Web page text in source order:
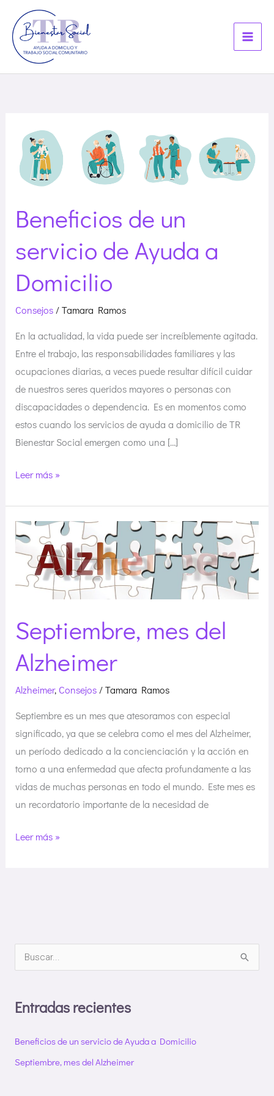
contenido
Beneficios de un
servicio de Ayuda a
Domicilio
Consejos/Tamara Ramos
En la actualidad, la vida puede ser increíblemente agitada.
Entre el trabajo, las responsabilidades familiares y las
ocupaciones diarias, a veces puede resultar difícil cuidar
de nuestros seres queridos mayores o personas con
discapacidades o dependencia. Es en momentos como
estos cuando los servicios de ayuda a domicilio de TR
Bienestar Social emergen como una […]
Beneficios
de
un
servicio
Ayuda
Domicilio
Leer más »
Septiembre, mes del
Alzheimer
Alzheimer, Consejos/Tamara Ramos
Septiembre es un mes que atesoramos con especial
significado, ya que se celebra como el mes del Alzheimer,
un período dedicado a la concienciación y la acción en
torno a una enfermedad que afecta profundamente a las
vidas de muchas personas en todo el mundo. Este mes es
un recordatorio importante de la necesidad de
Septiembre,
mes
Alzheimer
Leer más »
c
p
Entradas recientes
Beneficios de un servicio de Ayuda a Domicilio
Septiembre, mes del Alzheimer